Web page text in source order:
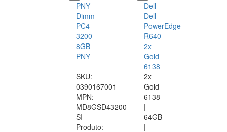
PNY
Dimm
PC4-
3200
8GB
PNY
SKU:
0390167001
MPN:
MD8GSD43200-
SI
Produto:
Dell
Dell
PowerEdge
R640
2x
Gold
6138
2x
Gold
6138
|
64GB
|